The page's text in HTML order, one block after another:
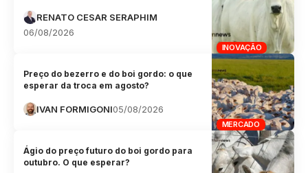
INOVAÇÃO
RENATO CESAR SERAPHIM
06/08/2026
MERCADO
Preço do bezerro e do boi gordo: o que
esperar da troca em agosto?
IVAN FORMIGONI05/08/2026
Ágio do preço futuro do boi gordo para
outubro. O que esperar?